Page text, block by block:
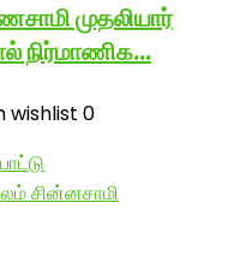
முதலியார்
நிர்மாணிக…
wishlist 0